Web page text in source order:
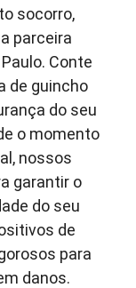
socorro,
parceira
Conte
de guincho
do seu
o momento
nossos
garantir o
do seu
de
para
danos.